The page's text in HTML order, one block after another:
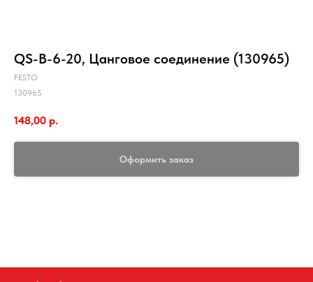
QS-B-6-20, Цанговое соединение (130965)
FESTO
130965
148,00 р.
Оформить заказ